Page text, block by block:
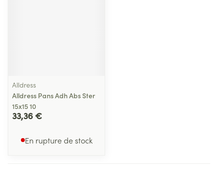
Alldress
Alldress Pans Adh Abs Ster
15x15 10
33,36 €
En rupture de stock